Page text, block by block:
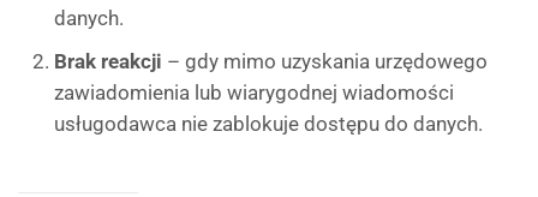
danych.
Brak reakcji – gdy mimo uzyskania urzędowego
zawiadomienia lub wiarygodnej wiadomości
usługodawca nie zablokuje dostępu do danych.